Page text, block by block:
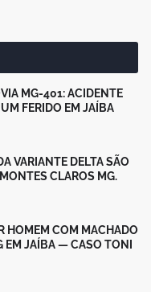
MG-401: ACIDENTE
FERIDO EM JAÍBA
VARIANTE DELTA SÃO
CLAROS MG.
HOMEM COM MACHADO
EM JAÍBA — CASO TONI